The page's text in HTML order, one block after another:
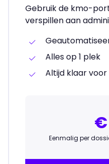
Gebruik de kmo-
verspillen aan
Alles op 1 plek
Altijd klaar
Eenmalig per